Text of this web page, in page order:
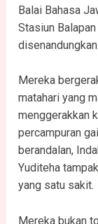
Balai Bahasa
Stasiun
Mereka
matahari yang
menggerakkan
percampuran
berandalan,
Yuditeha
yang satu sakit.
Mereka bukan